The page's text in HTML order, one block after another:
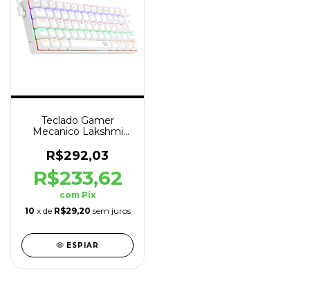
Teclado Gamer
Mecanico Lakshmi
Switch Blue
R$292,03
R$233,62
com Pix
10 x de R$29,20 sem juros
ESPIAR